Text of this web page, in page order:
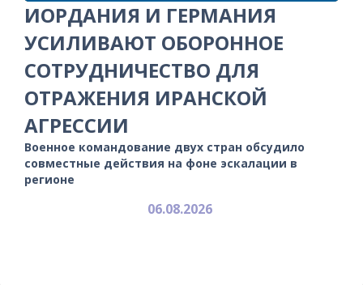
ИОРДАНИЯ И ГЕРМАНИЯ
УСИЛИВАЮТ ОБОРОННОЕ
СОТРУДНИЧЕСТВО ДЛЯ
ОТРАЖЕНИЯ ИРАНСКОЙ
АГРЕССИИ
Военное командование двух стран обсудило
совместные действия на фоне эскалации в
регионе
06.08.2026